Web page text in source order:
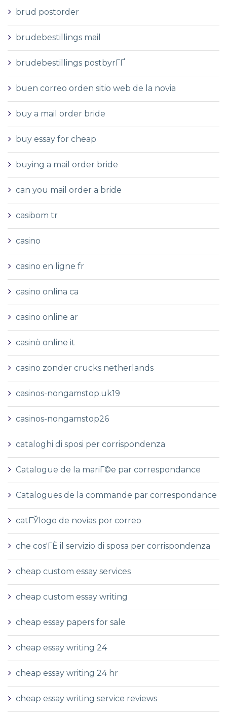
brud postorder
brudebestillings mail
brudebestillings postbyrГҐ
buen correo orden sitio web de la novia
buy a mail order bride
buy essay for cheap
buying a mail order bride
can you mail order a bride
casibom tr
casino
casino en ligne fr
casino onlina ca
casino online ar
casinò online it
casino zonder crucks netherlands
casinos-nongamstop.uk19
casinos-nongamstop26
cataloghi di sposi per corrispondenza
Catalogue de la mariГ©e par correspondance
Catalogues de la commande par correspondance
catГЎlogo de novias por correo
che cos'ГЁ il servizio di sposa per corrispondenza
cheap custom essay services
cheap custom essay writing
cheap essay papers for sale
cheap essay writing 24
cheap essay writing 24 hr
cheap essay writing service reviews